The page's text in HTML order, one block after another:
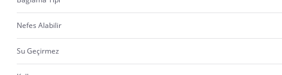
Nefes Alabilir
Su Geçirmez